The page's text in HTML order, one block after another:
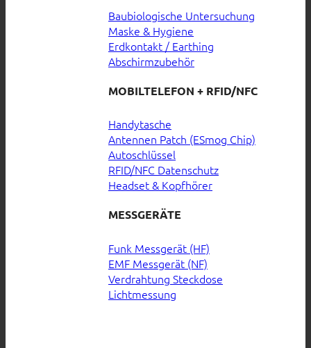
Baubiologische Untersuchung
Maske & Hygiene
Erdkontakt / Earthing
Abschirmzubehör
MOBILTELEFON + RFID/NFC
Handytasche
Antennen Patch (ESmog Chip)
Autoschlüssel
RFID/NFC Datenschutz
Headset & Kopfhörer
MESSGERÄTE
Funk Messgerät (HF)
EMF Messgerät (NF)
Verdrahtung Steckdose
Lichtmessung